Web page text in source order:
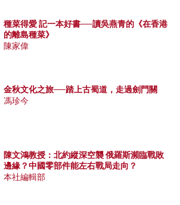
種菜得愛 記一本好書──讀吳燕青的《在香港
的離島種菜》
陳家偉
金秋文化之旅──踏上古蜀道，走過劍門關
馮珍今
陳文鴻教授：北約縱深空襲 俄羅斯瀕臨戰敗
邊緣？中國零部件能左右戰局走向？
本社編輯部